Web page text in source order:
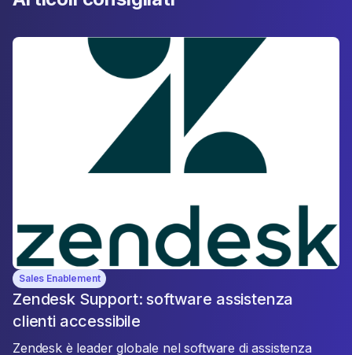
Sales Enablement
Zendesk Support: software assistenza
clienti accessibile
Zendesk è leader globale nel software di assistenza